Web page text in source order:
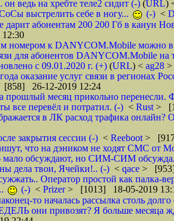
он ведь на хребте теле2 сидит (-) (URL)
выстрелить себе в ногу...
(-) <
абонентам 200 200 Гб в канун
номером к DANYCOM.Mobile можно в
для абонентов DANYCOM.Mobile
с 09.01.2020 г. (+) (URL) < ag28 >
оказание услуг связи в регионах
26-12-2019 12:24
прошлый месяц прикольно
все перевёл и потратил. (-) < Rust >
в ЛК расход трафика
закрытия сессии (-) < Reeboot >
что на дэником не ходят СМС от
мало обсуждают, но СИМ-СИМ
дела твои, Ячейки!.. (-) < qace > [953]
Оператор простой как палка-
(-) < Prizer> [1013] 18-05-2019
то началась рассылка столь
они привозят? Я больше месяца